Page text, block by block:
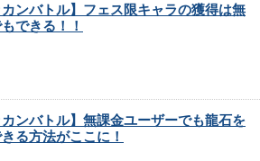
カンバトル】フェス限キャラの獲得は無
できる！！
カンバトル】無課金ユーザーでも龍石を
る方法がここに！